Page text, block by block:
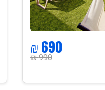
990 ₪
690 ₪